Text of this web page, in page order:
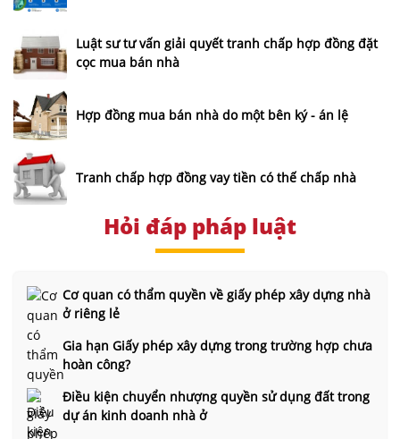
Luật sư tư vấn giải quyết tranh chấp hợp đồng đặt
cọc mua bán nhà
Hợp đồng mua bán nhà do một bên ký - án lệ
Tranh chấp hợp đồng vay tiền có thế chấp nhà
Hỏi đáp pháp luật
Cơ quan có thẩm quyền về giấy phép xây dựng nhà
ở riêng lẻ
Gia hạn Giấy phép xây dựng trong trường hợp chưa
hoàn công?
Điều kiện chuyển nhượng quyền sử dụng đất trong
dự án kinh doanh nhà ở